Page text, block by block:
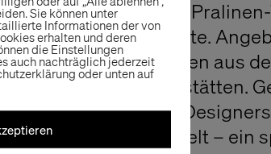
einem liebevollen
und hungrige Gäste.
überwiegend Waren aus
Duisburger Werkstätten.
haben The Store
Produkte entwickelt – ein
Sie können unter
Informationen der von
erhalten und deren
die Einstellungen
auch nachträglich jederzeit
oder unten auf